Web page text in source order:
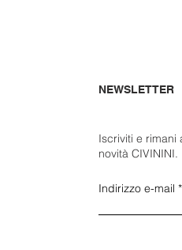
NEWSLETTER
Iscriviti e rimani
novità CIVININI.
Indirizzo e-mail